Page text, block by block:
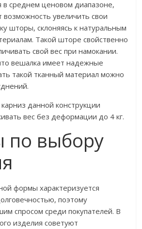
среднем ценовом диапазоне,
возможность увеличить свои
шторы, склоняясь к натуральным
Такой шторе свойственно
свой вес при намокании.
вешалка имеет надежные
такой тканный материал можно
данной конструкции
вес без деформации до 4 кг.
по выбору
формы характеризуется
поэтому
спросом среди покупателей. В
изделия советуют